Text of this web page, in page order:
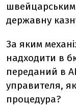
швейцарським
державну
За яким
надходити в
переданий в
управителя,
процедура?